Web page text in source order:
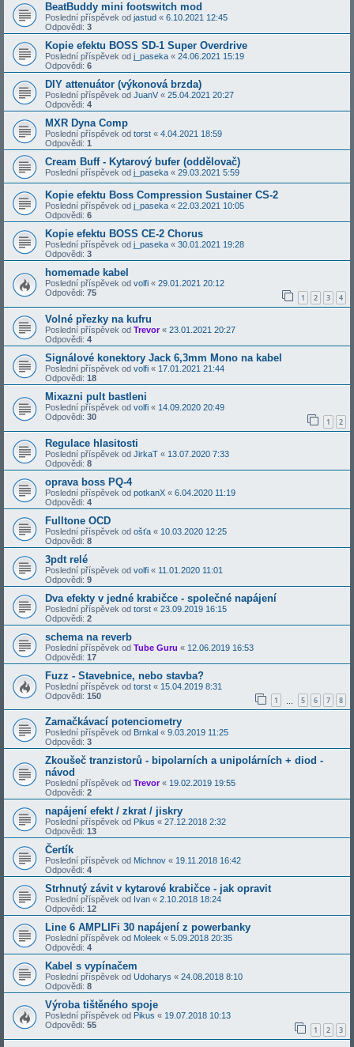
BeatBuddy mini footswitch mod
Poslední příspěvek od jastud « 6.10.2021 12:45
Odpovědi: 3
Kopie efektu BOSS SD-1 Super Overdrive
Poslední příspěvek od j_paseka « 24.06.2021 15:19
Odpovědi: 6
DIY attenuátor (výkonová brzda)
Poslední příspěvek od JuanV « 25.04.2021 20:27
Odpovědi: 4
MXR Dyna Comp
Poslední příspěvek od torst « 4.04.2021 18:59
Odpovědi: 1
Cream Buff - Kytarový bufer (oddělovač)
Poslední příspěvek od j_paseka « 29.03.2021 5:59
Kopie efektu Boss Compression Sustainer CS-2
Poslední příspěvek od j_paseka « 22.03.2021 10:05
Odpovědi: 6
Kopie efektu BOSS CE-2 Chorus
Poslední příspěvek od j_paseka « 30.01.2021 19:28
Odpovědi: 3
homemade kabel
Poslední příspěvek od volfi « 29.01.2021 20:12
Odpovědi: 75 1 2 3 4
Volné přezky na kufru
Poslední příspěvek od Trevor« 23.01.2021 20:27
Odpovědi: 4
Signálové konektory Jack 6,3mm Mono na kabel
Poslední příspěvek od volfi « 17.01.2021 21:44
Odpovědi: 18
Mixazni pult bastleni
Poslední příspěvek od volfi « 14.09.2020 20:49
Odpovědi: 30 1 2
Regulace hlasitosti
Poslední příspěvek od JirkaT « 13.07.2020 7:33
Odpovědi: 8
oprava boss PQ-4
Poslední příspěvek od potkanX « 6.04.2020 11:19
Odpovědi: 4
Fulltone OCD
Poslední příspěvek od ošťa « 10.03.2020 12:25
Odpovědi: 8
3pdt relé
Poslední příspěvek od volfi « 11.01.2020 11:01
Odpovědi: 9
Dva efekty v jedné krabičce - společné napájení
Poslední příspěvek od torst « 23.09.2019 16:15
Odpovědi: 2
schema na reverb
Poslední příspěvek od Tube Guru « 12.06.2019 16:53
Odpovědi: 17
Fuzz - Stavebnice, nebo stavba?
Poslední příspěvek od torst « 15.04.2019 8:31
Odpovědi: 150 1 5 6 7 8
Zamačkávací potenciometry
Poslední příspěvek od Brnkal « 9.03.2019 11:25
Odpovědi: 3
Zkoušeč tranzistorů - bipolarních a unipolárních + diod -
návod
Poslední příspěvek od Trevor« 19.02.2019 19:55
Odpovědi: 2
napájení efekt / zkrat / jiskry
Poslední příspěvek od Pikus « 27.12.2018 2:32
Odpovědi: 13
Čertík
Poslední příspěvek od Michnov « 19.11.2018 16:42
Odpovědi: 4
Strhnutý závit v kytarové krabičce - jak opravit
Poslední příspěvek od Ivan « 2.10.2018 18:24
Odpovědi: 12
Line 6 AMPLIFi 30 napájení z powerbanky
Poslední příspěvek od Moleek « 5.09.2018 20:35
Odpovědi: 4
Kabel s vypínačem
Poslední příspěvek od Udoharys « 24.08.2018 8:10
Odpovědi: 8
Výroba tištěného spoje
Poslední příspěvek od Pikus « 19.07.2018 10:13
Odpovědi: 55 1 2 3